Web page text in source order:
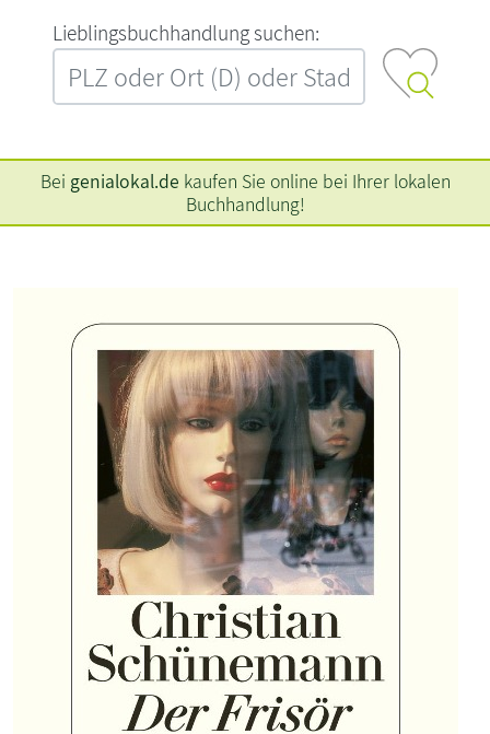
L‍i‍e‍b‍l‍i‍n‍g‍s‍b‍u‍c‍h‍h‍a‍n‍d‍l‍u‍n‍g‍ ‍s‍u‍c‍h‍e‍n‍:‍
Bei genialokal.de kaufen Sie online bei Ihrer lokalen
Buchhandlung!